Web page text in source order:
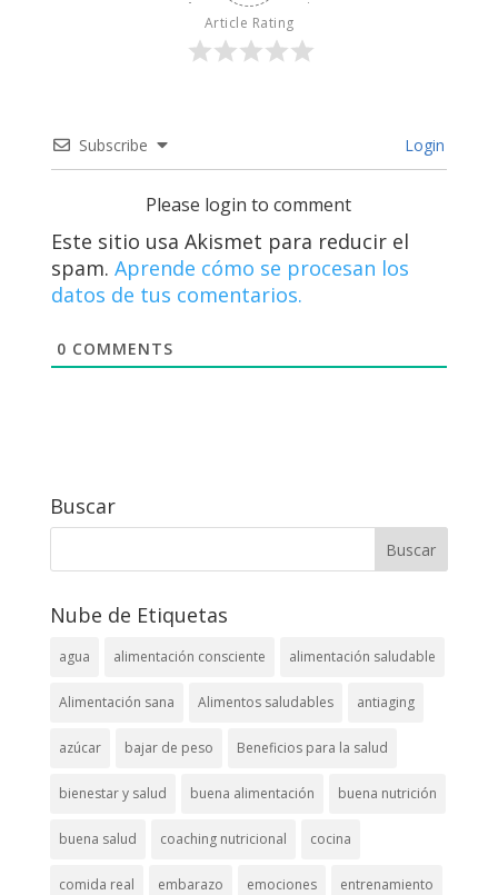
Article Rating
Subscribe Login
Please login to comment
Este sitio usa Akismet para reducir el
spam. Aprende cómo se procesan los
datos de tus comentarios.
0 COMMENTS
Buscar
Nube de Etiquetas
agua alimentación consciente alimentación saludable
Alimentación sana Alimentos saludables antiaging
azúcar bajar de peso Beneficios para la salud
bienestar y salud buena alimentación buena nutrición
buena salud coaching nutricional cocina
comida real embarazo emociones entrenamiento